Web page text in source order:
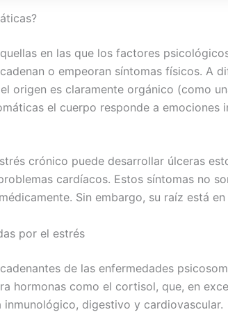
en las que los factores
o empeoran síntomas físicos. A
origen es claramente orgánico (como
el cuerpo responde a emociones
crónico puede desarrollar úlceras
cardíacos. Estos síntomas no
Sin embargo, su raíz está en
por el estrés
de las enfermedades
hormonas como el cortisol, que, en
digestivo y cardiovascular.